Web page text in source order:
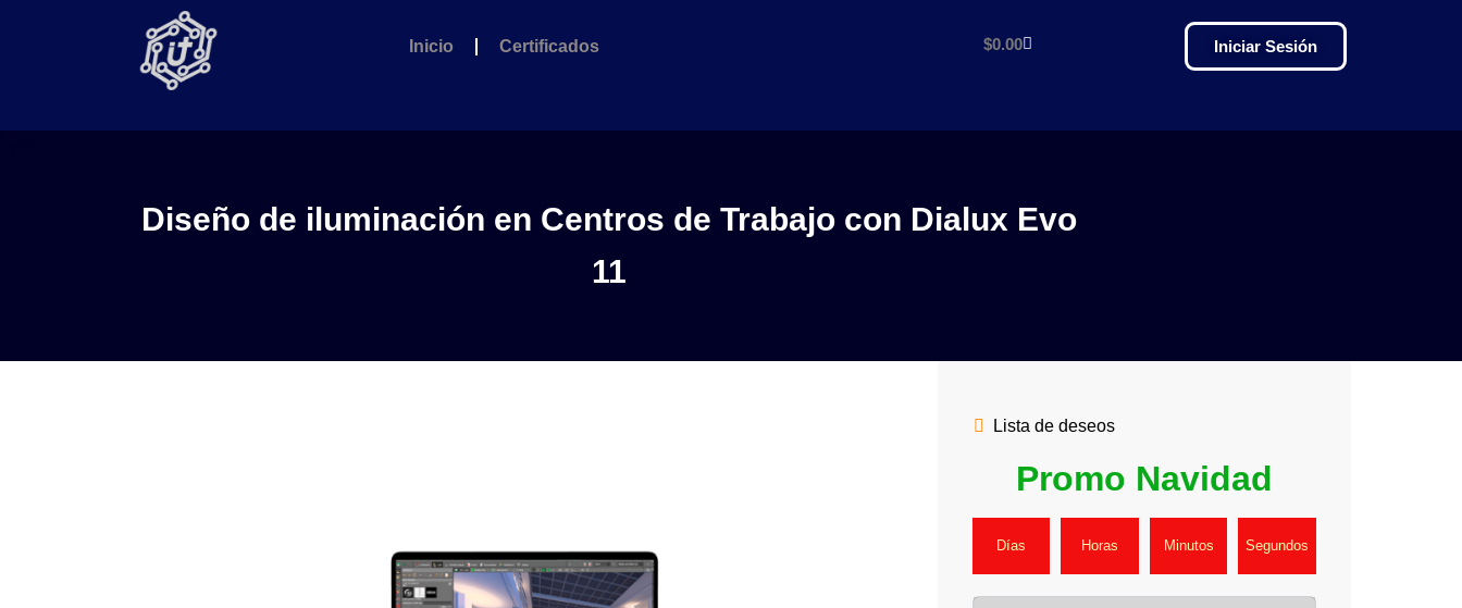
Inicio Certificados $0.00 Iniciar Sesión
Diseño de iluminación en Centros de Trabajo con Dialux Evo
11
Lista de deseos
Promo Navidad
Días Horas Minutos Segundos